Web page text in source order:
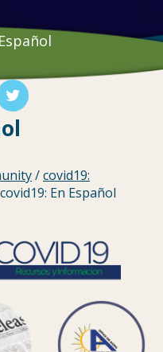
/covid19:
covid19: En Español